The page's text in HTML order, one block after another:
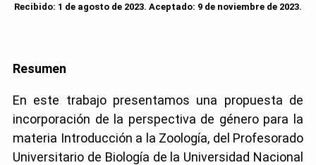
Recibido: 1 de agosto de 2023. Aceptado: 9 de noviembre de 2023.
Resumen
En este trabajo presentamos una propuesta de
incorporación de la perspectiva de género para la
materia Introducción a la Zoología, del Profesorado
Universitario de Biología de la Universidad Nacional